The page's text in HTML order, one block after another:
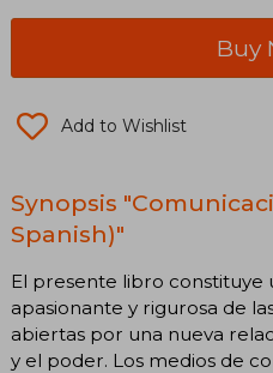
Buy
Add to Wishlist
Synopsis
Spanish)"
El presente libro constituye
apasionante y rigurosa de
abiertas por una nueva
y el poder. Los medios de